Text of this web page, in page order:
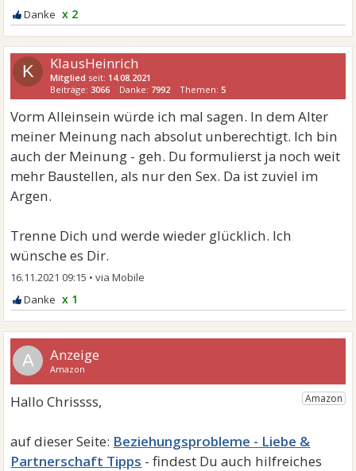
x 2
K KlausHeinrich
Mitglied seit: 14.08.2021
Beiträge: 3066 Danke: 7992 Themen: 5
Vorm Alleinsein würde ich mal sagen. In dem Alter
meiner Meinung nach absolut unberechtigt. Ich bin
auch der Meinung - geh. Du formulierst ja noch weit
mehr Baustellen, als nur den Sex. Da ist zuviel im
Argen.
Trenne Dich und werde wieder glücklich. Ich
wünsche es Dir.
16.11.2021 09:15 •
x 1
A
Beziehungsprobleme - Liebe &
Partnerschaft Tipps